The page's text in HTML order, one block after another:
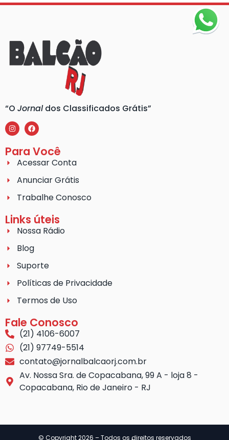
“O Jornaldos Classificados Grátis”
Para Você
Acessar Conta
Anunciar Grátis
Trabalhe Conosco
Links úteis
Nossa Rádio
Blog
Suporte
Políticas de Privacidade
Termos de Uso
Fale Conosco
(21) 4106-6007
(21) 97749-5514
contato@jornalbalcaorj.com.br
Av. Nossa Sra. de Copacabana, 99 A - loja 8 -
Copacabana, Rio de Janeiro - RJ
© Copyright 2026 – Todos os direitos reservados